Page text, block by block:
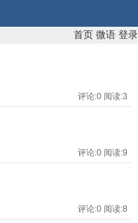
首页 微语 登录
评论:0 阅读:3
评论:0 阅读:9
评论:0 阅读:8